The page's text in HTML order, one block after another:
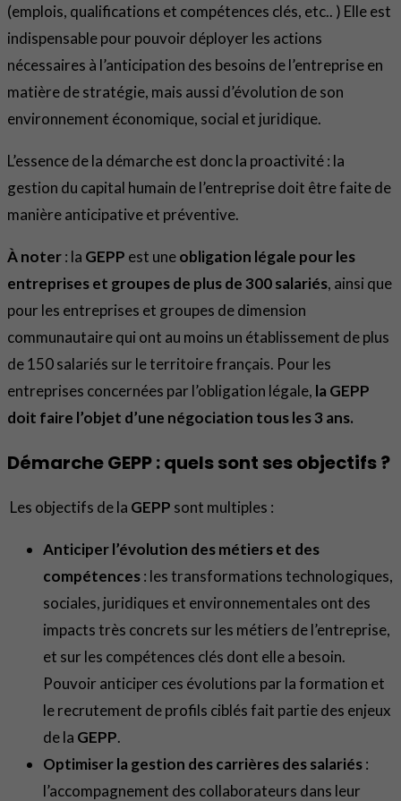
(emplois, qualifications et compétences clés, etc.. ) Elle est
indispensable pour pouvoir déployer les actions
nécessaires à l’anticipation des besoins de l’entreprise en
matière de stratégie, mais aussi d’évolution de son
environnement économique, social et juridique.
L’essence de la démarche est donc la proactivité : la
gestion du capital humain de l’entreprise doit être faite de
manière anticipative et préventive.
À noter: la GEPP est uneobligation légale pour les
entreprises et groupes de plus de 300 salariés, ainsi que
pour les entreprises et groupes de dimension
communautaire qui ont au moins un établissement de plus
de 150 salariés sur le territoire français. Pour les
entreprises concernées par l’obligation légale, la GEPP
doit faire l’objet d’une négociation tous les 3 ans.
Démarche GEPP : quels sont ses objectifs ?
Les objectifs de la GEPP sont multiples :
Anticiper l’évolution des métiers et des
compétences: les transformations technologiques,
sociales, juridiques et environnementales ont des
impacts très concrets sur les métiers de l’entreprise,
et sur les compétences clés dont elle a besoin.
Pouvoir anticiper ces évolutions par la formation et
le recrutement de profils ciblés fait partie des enjeux
de la GEPP.
Optimiser la gestion des carrières des salariés:
l’accompagnement des collaborateurs dans leur